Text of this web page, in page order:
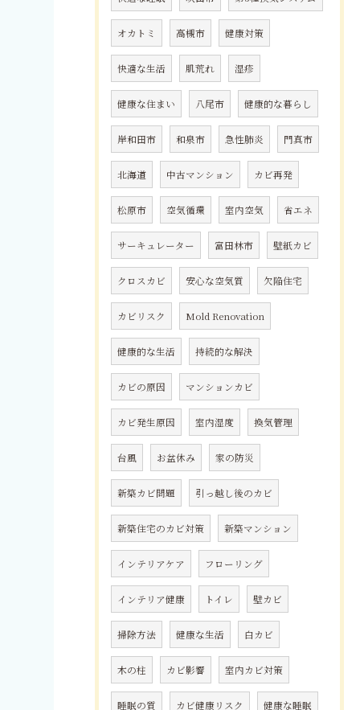
オカトミ 高槻市 健康対策
快適な生活 肌荒れ 湿疹
健康な住まい 八尾市 健康的な暮らし
岸和田市 和泉市 急性肺炎 門真市
北海道 中古マンション カビ再発
松原市 空気循環 室内空気 省エネ
サーキュレーター 富田林市 壁紙カビ
クロスカビ 安心な空気質 欠陥住宅
カビリスク Mold Renovation
健康的な生活 持続的な解決
カビの原因 マンションカビ
カビ発生原因 室内湿度 換気管理
台風 お盆休み 家の防災
新築カビ問題 引っ越し後のカビ
新築住宅のカビ対策 新築マンション
インテリアケア フローリング
インテリア健康 トイレ 壁カビ
掃除方法 健康な生活 白カビ
木の柱 カビ影響 室内カビ対策
睡眠の質 カビ健康リスク 健康な睡眠